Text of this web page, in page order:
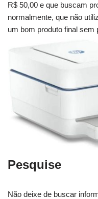
R$ 50,00 e que buscam
normalmente, que não
um bom produto final sem
Pesquise
Não deixe de buscar